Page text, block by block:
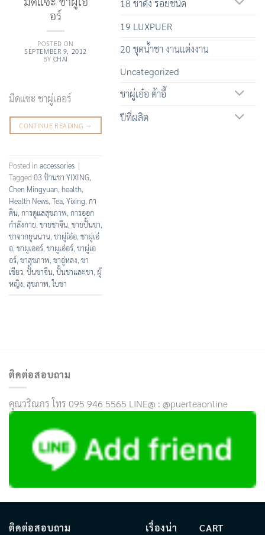
อร์
POSTED ON
SEPTEMBER 9, 2012
BY CHAI
มีดแซะ ชาผู่เออร์
CONTINUE READING →
Posted in accessories |
Tagged 03 ป้านชา YIXING,
Chen Mingyuan, health,
Health News, Tea, Yixing, กา
ดิน, การดูแลสุขภาพ, การออก
กำลังกาย, ขายชาจึน, ขายปั้นชา,
ชาจากยูนนาน, ชาผู่เ๋อ๋อ, ชาผู่เอ๋
อ, ชาผูเออร์, ชาผูเอ่อร์, ชาผู่เอ
อร์, ชาสุขภาพ, ชาอู่หลง, ชา
เขียว, ปั้นชาจีน, ปั้นชาและชา, ผู้
หญิง, สุขภาพ,ใบชา
18 ชาดัง ร้อยชนิด
19 LUXPUER
20 ชุดน้ำชา งานแต่งงาน
Uncategorized
ชาผู่เอ๋อ ต้าอี้
ปีที่ผลิต
ติดต่อสอบถาม
คุณวริณภร โทร 095 946 5565 LINE@ : @puerteaonline
ติดต่อสอบถาม
เรื่องน่า
CART